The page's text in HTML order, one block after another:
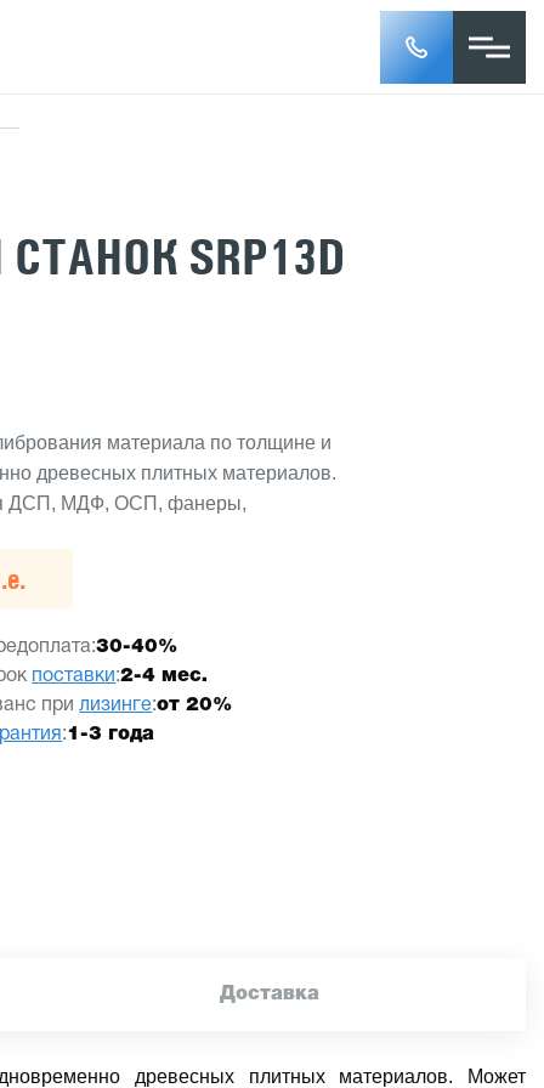
SRP13D
материала по толщине и
древесных плитных материалов.
ДСП, МДФ, ОСП, фанеры,
30-40%
поставки :2-4 мес.
прилизинге:от 20%
:1-3 года
Доставка
древесных плитных материалов. Может